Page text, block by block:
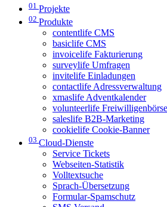
01 Projekte
02 Produkte
contentlife CMS
basiclife CMS
invoicelife Fakturierung
surveylife Umfragen
invitelife Einladungen
contactlife Adressverwaltung
xmaslife Adventkalender
volunteerlife Freiwilligenbörse
saleslife B2B-Marketing
cookielife Cookie-Banner
03 Cloud-Dienste
Service Tickets
Webseiten-Statistik
Volltextsuche
Sprach-Übersetzung
Formular-Spamschutz